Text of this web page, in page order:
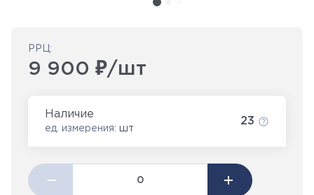
РРЦ:
9 900 ₽/шт
Наличие
ед. измерения: шт
23